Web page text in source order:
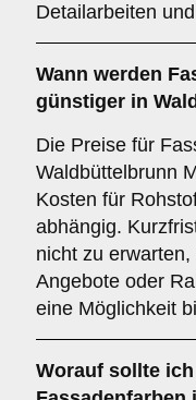
Detailarbeiten
Wann werden
günstiger in
Die Preise für
Waldbüttelbrunn
Kosten für
abhängig.
nicht zu
Angebote oder
eine Möglichkeit
Worauf sollte